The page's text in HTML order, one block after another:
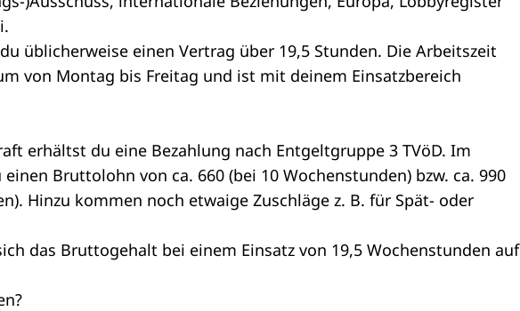
üblicherweise einen Vertrag über 19,5 Stunden. Die Arbeitszeit
von Montag bis Freitag und ist mit deinem Einsatzbereich
erhältst du eine Bezahlung nach Entgeltgruppe 3 TVöD. Im
Bruttolohn von ca. 660 (bei 10 Wochenstunden) bzw. ca. 990
Hinzu kommen noch etwaige Zuschläge z. B. für Spät- oder
das Bruttogehalt bei einem Einsatz von 19,5 Wochenstunden auf